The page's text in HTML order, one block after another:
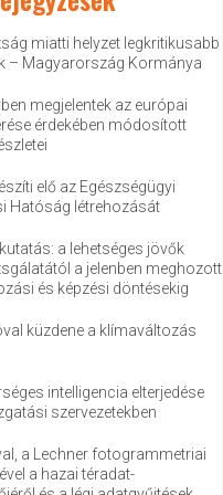
miatti helyzet legkritikusabb
– Magyarország Kormánya
megjelentek az európai
érdekében módosított
elő az Egészségügyi
Hatóság létrehozását
a lehetséges jövők
a jelenben meghozott
és képzési döntésekig
küzdene a klímaváltozás
intelligencia elterjedése
szervezetekben
a Lechner fotogrammetriai
a hazai téradat-